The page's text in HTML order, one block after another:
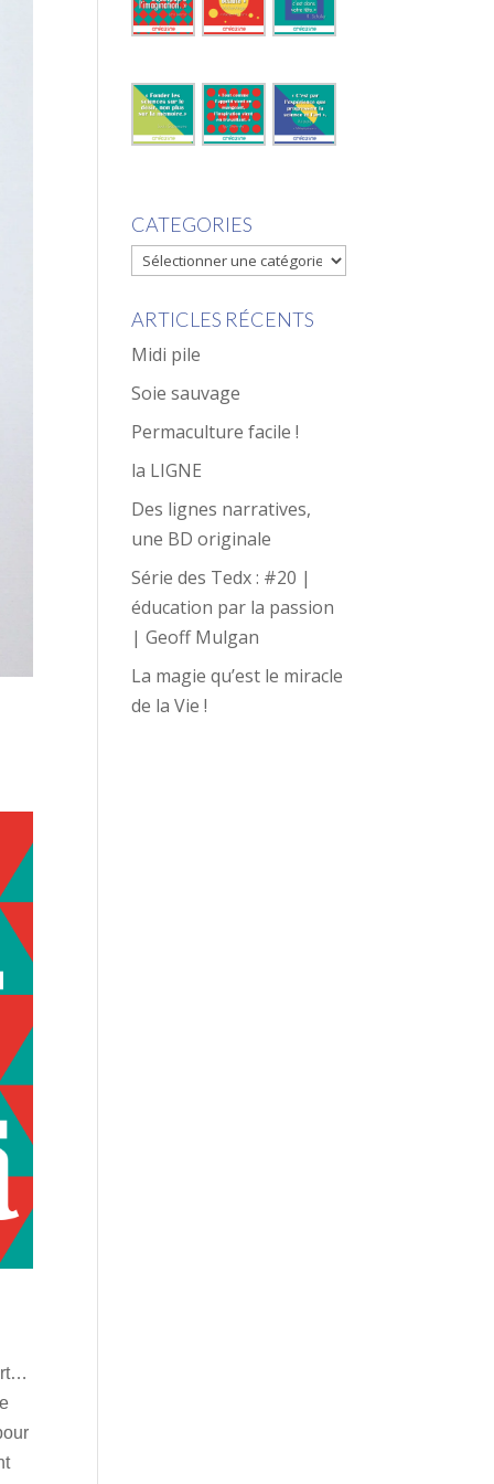
CATEGORIES
CATEGORIES
ARTICLES RÉCENTS
Midi pile
Soie sauvage
Permaculture facile !
la LIGNE
Des lignes narratives,
une BD originale
Série des Tedx : #20 |
éducation par la passion
| Geoff Mulgan
La magie qu’est le miracle
de la Vie !